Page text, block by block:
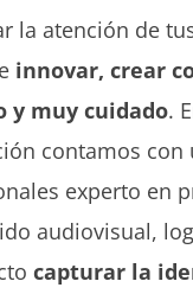
la atención de
innovar, crear
y muy cuidado.
contamos con
experto en
audiovisual,
capturar la